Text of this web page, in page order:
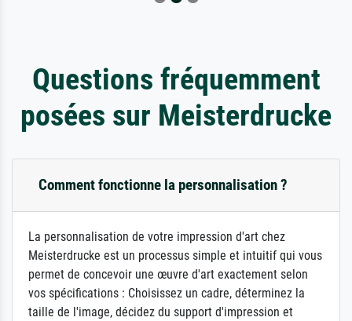
Questions fréquemment
posées sur Meisterdrucke
Comment fonctionne la personnalisation ?
La personnalisation de votre impression d'art chez
Meisterdrucke est un processus simple et intuitif qui vous
permet de concevoir une œuvre d'art exactement selon
vos spécifications : Choisissez un cadre, déterminez la
taille de l'image, décidez du support d'impression et